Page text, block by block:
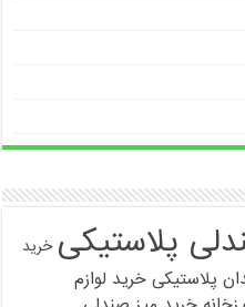
پلاستیکی خرید
پلاستیکی خرید لوازم